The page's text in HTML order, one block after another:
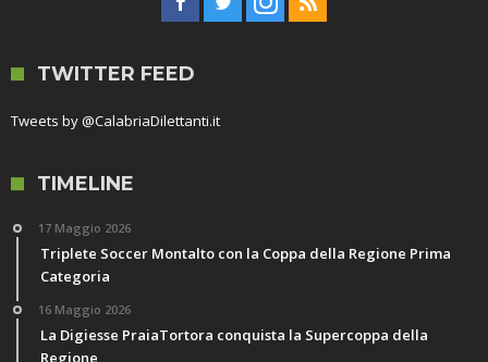
TWITTER FEED
Tweets by @CalabriaDilettanti.it
TIMELINE
17 Maggio 2026
Triplete Soccer Montalto con la Coppa della Regione Prima
Categoria
16 Maggio 2026
La Digiesse PraiaTortora conquista la Supercoppa della
Regione